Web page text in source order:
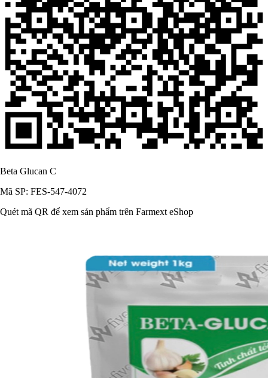
Beta Glucan C
Mã SP: FES-547-4072
Quét mã QR để xem sản phẩm trên Farmext eShop